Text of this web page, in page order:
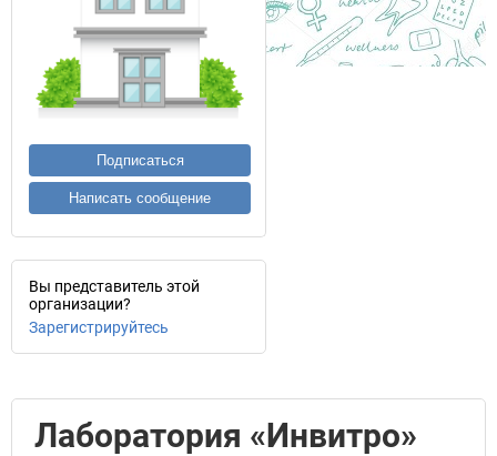
Подписаться
Написать сообщение
Вы представитель этой
организации?
Зарегистрируйтесь
Лаборатория «Инвитро»